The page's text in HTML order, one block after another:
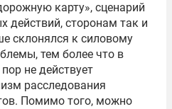
карту», сценарий
действий, сторонам так и
склонялся к силовому
тем более что в
не действует
расследования
Помимо того, можно